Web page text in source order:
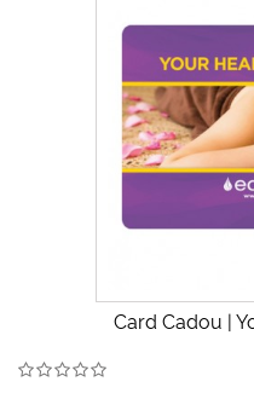
Card Cadou |